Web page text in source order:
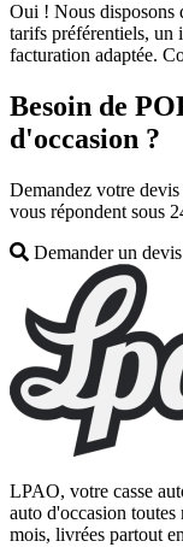
Oui ! Nous disposons
tarifs préférentiels, un
facturation adaptée.
Besoin de
d'occasion ?
Demandez votre
vous répondent sous
Demander un
LPAO, votre casse
auto d'occasion toutes
mois, livrées partout